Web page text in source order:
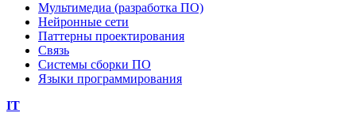
Мультимедиа (разработка ПО)
Нейронные сети
Паттерны проектирования
Связь
Системы сборки ПО
Языки программирования
IT